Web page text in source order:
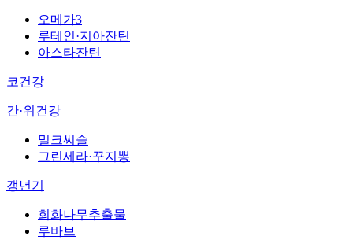
오메가3
루테인·지아잔틴
아스타잔틴
코건강
간·위건강
밀크씨슬
그린세라·꾸지뽕
갱년기
회화나무추출물
루바브